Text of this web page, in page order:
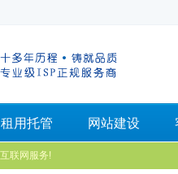
租用托管 网站建设
联网服务!